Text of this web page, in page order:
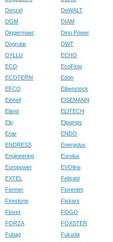
Denzel
DeWALT
DGM
DIAM
Diggermaer
Dino Power
Dogrular
DWT
DYLLU
ECHO
ECO
EcoFlow
ECOTERM
Edon
EFCO
Eibenstock
Einhell
EISEMANN
Eland
ELITECH
Elp
Elpumps
Enar
ENDO
ENDRESS
Energolux
Engineering
Eurolux
Europower
EVOline
EXTEL
Felisatti
Fermer
Fiorentini
Firestone
Fiskars
Flover
FOGO
FORZA
FOXSTER
Fubag
Fukuda